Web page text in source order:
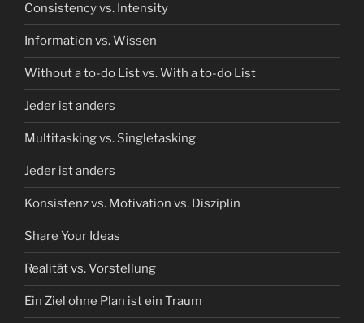
Consistency vs. Intensity
Information vs. Wissen
Without a to-do List vs. With a to-do List
Jeder ist anders
Multitasking vs. Singletasking
Jeder ist anders
Konsistenz vs. Motivation vs. Disziplin
Share Your Ideas
Realität vs. Vorstellung
Ein Ziel ohne Plan ist ein Traum